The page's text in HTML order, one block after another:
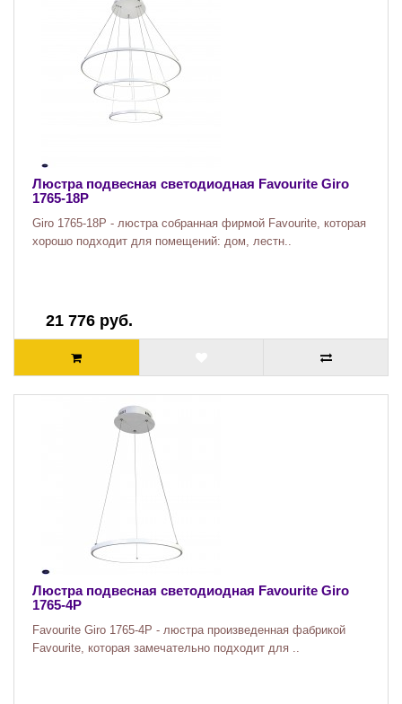
Люстра подвесная светодиодная Favourite Giro
1765-18P
Giro 1765-18P - люстра собранная фирмой Favourite, которая
хорошо подходит для помещений: дом, лестн..
21 776 руб.
Люстра подвесная светодиодная Favourite Giro
1765-4P
Favourite Giro 1765-4P - люстра произведенная фабрикой
Favourite, которая замечательно подходит для ..